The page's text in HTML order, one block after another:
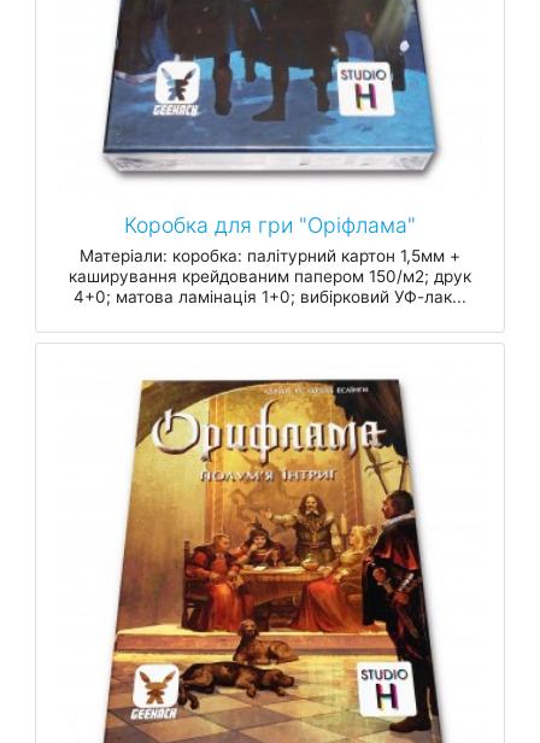
Коробка для гри "Оріфлама"
Матеріали: коробка: палітурний картон 1,5мм +
каширування крейдованим папером 150/м2; друк
4+0; матова ламінація 1+0; вибірковий УФ-лак...